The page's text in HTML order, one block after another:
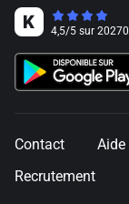
4,5/5 sur 20270
Contact Aide
Recrutement